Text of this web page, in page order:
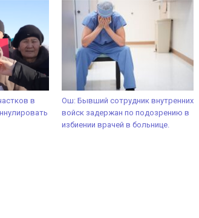
в
Ош: Бывший сотрудник внутренних
войск задержан по подозрению в
избиении врачей в больнице.